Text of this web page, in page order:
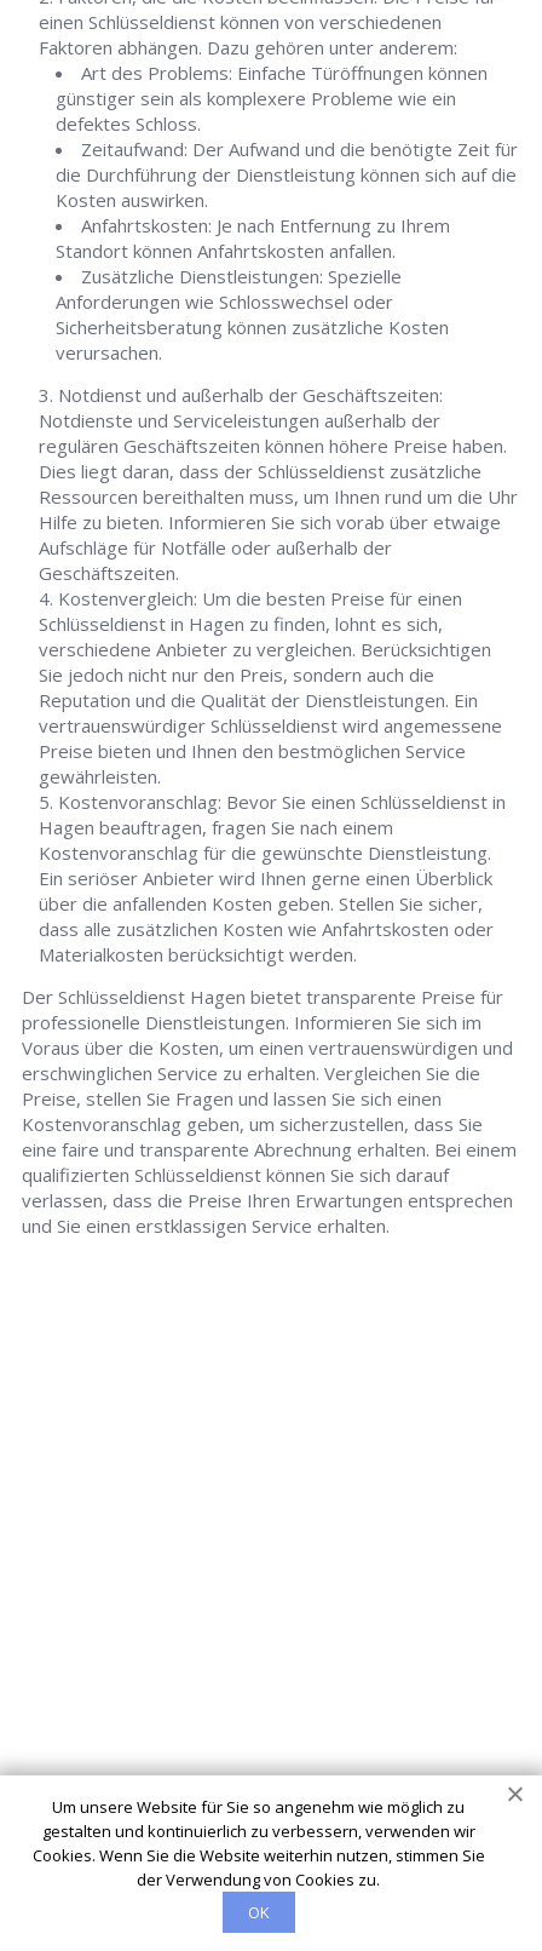
einen Schlüsseldienst können von verschiedenen
Faktoren abhängen. Dazu gehören unter anderem:
Art des Problems: Einfache Türöffnungen können
günstiger sein als komplexere Probleme wie ein
defektes Schloss.
Zeitaufwand: Der Aufwand und die benötigte Zeit für
die Durchführung der Dienstleistung können sich auf die
Kosten auswirken.
Anfahrtskosten: Je nach Entfernung zu Ihrem
Standort können Anfahrtskosten anfallen.
Zusätzliche Dienstleistungen: Spezielle
Anforderungen wie Schlosswechsel oder
Sicherheitsberatung können zusätzliche Kosten
verursachen.
Notdienst und außerhalb der Geschäftszeiten:
Notdienste und Serviceleistungen außerhalb der
regulären Geschäftszeiten können höhere Preise haben.
Dies liegt daran, dass der Schlüsseldienst zusätzliche
Ressourcen bereithalten muss, um Ihnen rund um die Uhr
Hilfe zu bieten. Informieren Sie sich vorab über etwaige
Aufschläge für Notfälle oder außerhalb der
Geschäftszeiten.
Kostenvergleich: Um die besten Preise für einen
Schlüsseldienst in Hagen zu finden, lohnt es sich,
verschiedene Anbieter zu vergleichen. Berücksichtigen
Sie jedoch nicht nur den Preis, sondern auch die
Reputation und die Qualität der Dienstleistungen. Ein
vertrauenswürdiger Schlüsseldienst wird angemessene
Preise bieten und Ihnen den bestmöglichen Service
gewährleisten.
Kostenvoranschlag: Bevor Sie einen Schlüsseldienst in
Hagen beauftragen, fragen Sie nach einem
Kostenvoranschlag für die gewünschte Dienstleistung.
Ein seriöser Anbieter wird Ihnen gerne einen Überblick
über die anfallenden Kosten geben. Stellen Sie sicher,
dass alle zusätzlichen Kosten wie Anfahrtskosten oder
Materialkosten berücksichtigt werden.
Der Schlüsseldienst Hagen bietet transparente Preise für
professionelle Dienstleistungen. Informieren Sie sich im
Voraus über die Kosten, um einen vertrauenswürdigen und
erschwinglichen Service zu erhalten. Vergleichen Sie die
Preise, stellen Sie Fragen und lassen Sie sich einen
Kostenvoranschlag geben, um sicherzustellen, dass Sie
eine faire und transparente Abrechnung erhalten. Bei einem
qualifizierten Schlüsseldienst können Sie sich darauf
verlassen, dass die Preise Ihren Erwartungen entsprechen
und Sie einen erstklassigen Service erhalten.
Um unsere Website für Sie so angenehm wie möglich zu
gestalten und kontinuierlich zu verbessern, verwenden wir
Cookies. Wenn Sie die Website weiterhin nutzen, stimmen Sie
der Verwendung von Cookies zu.
OK
Schlüsseldienstleistungen in Hagen. Ob Sie sich
ausgesperrt haben, ein defektes Schloss haben oder Ihre
Sicherheit verbessern möchten - wir sind hier, um Ihnen zu
helfen.
© 2026 schluesseldienst-24-hagen.de